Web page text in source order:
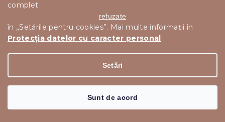
complet
refuzate
în „Setările pentru cookies”. Mai multe informații în
Protecția datelor cu caracter personal.
Setări
Sunt de acord
14 zile